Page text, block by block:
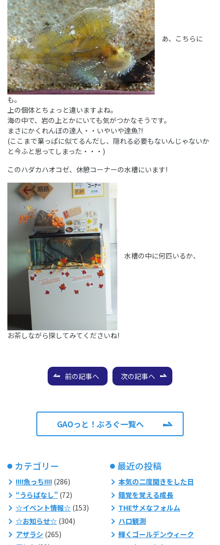
あ、こちらに
も。
上の個体とちょっと違いますよね。
海の中で、岩の上とかにいても気がつかなそうです。
まさにかくれんぼの達人・・いやいや達魚?!
(ここまで葉っぱに似てるんだし、隠れる必要もないんじゃないか
と今ふと思ってしまった・・・)
このハダカハオコゼ、休憩コーナーの水槽にいます!
水槽の中に何匹いるか、
お茶しながら探してみてくださいね!
前の記事へ 次の記事へ
GAOっと！ぶろぐ一覧へ
カテゴリー
!!!!魚っち!!!!(286)
“うらばなし”(72)
☆イベント情報☆(153)
☆お知らせ☆(304)
アザラシ (265)
最近の投稿
本気の二度聞きをした日
錯覚を覚える成長
THEサメなフォルム
ハロ観測
輝くゴールデンウィーク